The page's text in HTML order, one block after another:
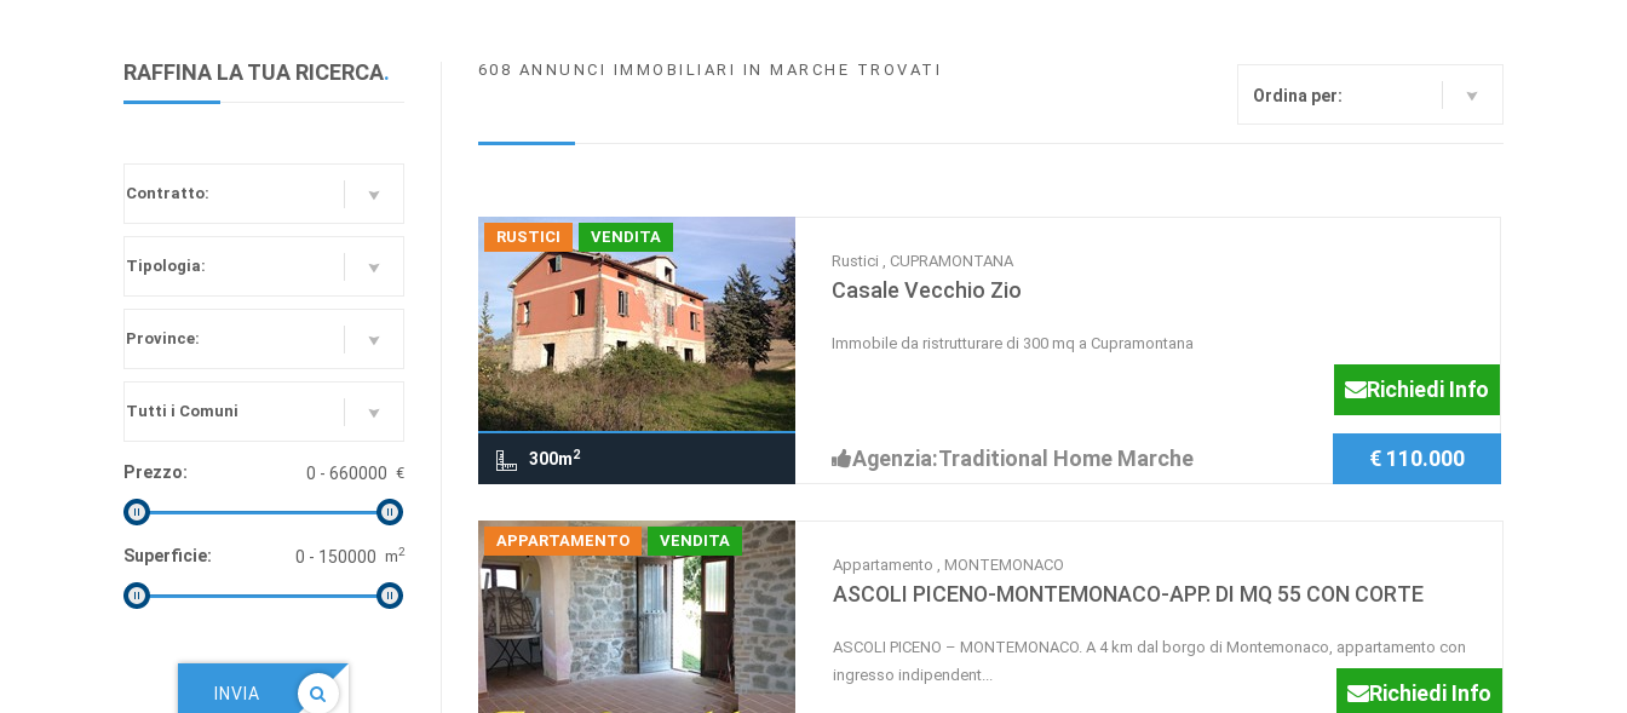
608 ANNUNCI IMMOBILIARI IN MARCHE TROVATI
Ordina per:
RUSTICI VENDITA
300m2
Rustici , CUPRAMONTANA
Casale Vecchio Zio
Immobile da ristrutturare di 300 mq a Cupramontana
Richiedi Info
Agenzia:Traditional Home Marche € 110.000
APPARTAMENTO VENDITA
Appartamento , MONTEMONACO
ASCOLI PICENO-MONTEMONACO-APP. DI MQ 55 CON CORTE
ASCOLI PICENO – MONTEMONACO. A 4 km dal borgo di Montemonaco, appartamento con
ingresso indipendent...
Richiedi Info
RAFFINA LA TUA RICERCA.
Prezzo: €
Superficie: m2
INVIA